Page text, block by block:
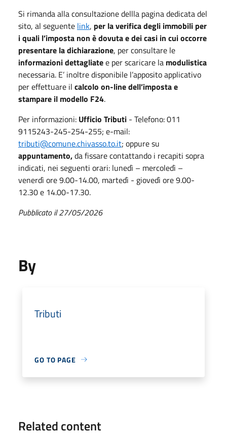
Si rimanda alla consultazione dellla pagina dedicata del
sito, al seguente link, per la verifica degli immobili per
i quali l’imposta non è dovuta e dei casi in cui occorre
presentare la dichiarazione, per consultare le
informazioni dettagliatee per scaricare la modulistica
necessaria. E’ inoltre disponibile l’apposito applicativo
per effettuare il calcolo on-line dell’imposta e
stampare il modello F24.
Per informazioni: Ufficio Tributi - Telefono: 011
9115243-245-254-255; e-mail:
tributi@comune.chivasso.to.it; oppure su
appuntamento,da fissare contattando i recapiti sopra
indicati, nei seguenti orari: lunedì – mercoledì –
venerdì ore 9.00-14.00, martedì - giovedì ore 9.00-
12.30 e 14.00-17.30.
Pubblicato il 27/05/2026
By
Tributi
GO TO PAGE
Related content